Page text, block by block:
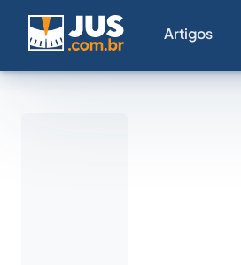
Artigos